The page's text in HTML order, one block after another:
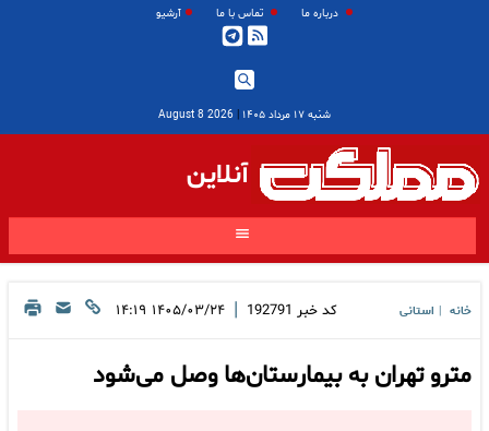
درباره ما تماس با ما آرشیو
شنبه ۱۷ مرداد ۱۴۰۵ |
2026 August 8
آنلاین
خانه استانی کد خبر 192791
| ۱۴۰۵/۰۳/۲۴ ۱۴:۱۹
مترو تهران به بیمارستان‌ها وصل می‌شود